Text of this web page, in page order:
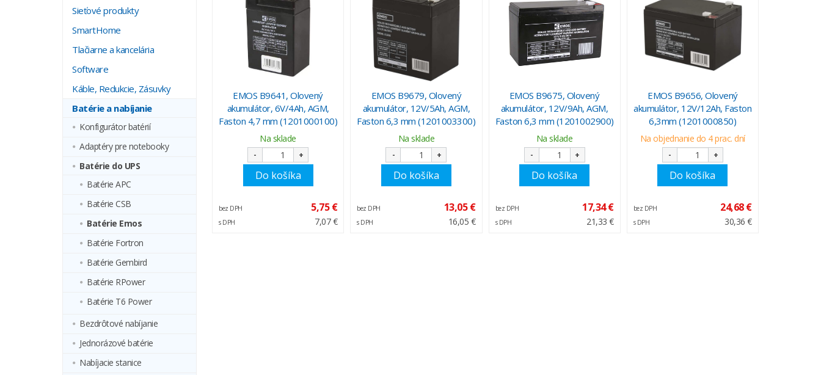
Sieťové produkty
SmartHome
Tlačiarne a kancelária
Software
Káble, Redukcie, Zásuvky
Batérie a nabíjanie
Konfigurátor batérií
Adaptéry pre notebooky
Batérie do UPS
Batérie APC
Batérie CSB
Batérie Emos
Batérie Fortron
Batérie Gembird
Batérie RPower
Batérie T6 Power
Bezdrôtové nabíjanie
Jednorázové batérie
Nabíjacie stanice
EMOS B9641, Olovený
akumulátor, 6V/4Ah, AGM,
Faston 4,7 mm (1201000100)
Na sklade
- +
Do košíka
bez DPH 5,75 €
s DPH 7,07 €
EMOS B9679, Olovený
akumulátor, 12V/5Ah, AGM,
Faston 6,3 mm (1201003300)
Na sklade
- +
Do košíka
bez DPH 13,05 €
s DPH 16,05 €
EMOS B9675, Olovený
akumulátor, 12V/9Ah, AGM,
Faston 6,3 mm (1201002900)
Na sklade
- +
Do košíka
bez DPH 17,34 €
s DPH 21,33 €
EMOS B9656, Olovený
akumulátor, 12V/12Ah, Faston
6,3mm (1201000850)
Na objednanie do 4 prac. dní
- +
Do košíka
bez DPH 24,68 €
s DPH 30,36 €